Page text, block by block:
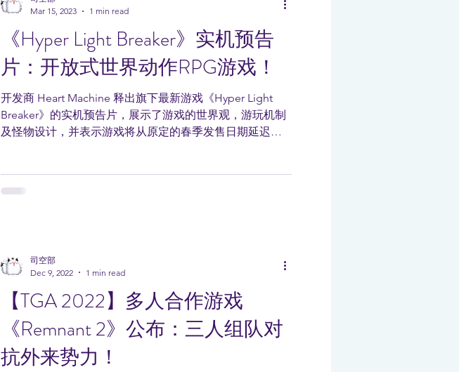
《Hyper Light Breaker》实机预告
片：开放式世界动作RPG游戏！
开发商 Heart Machine 释出旗下最新游戏《Hyper Light
Breaker》的实机预告片，展示了游戏的世界观，游玩机制
及怪物设计，并表示游戏将从原定的春季发售日期延迟至
Mar 15, 2023
1 min read
【TGA 2022】多人合作游戏
《Remnant 2》公布：三人组队对
抗外来势力！
司空部
Dec 9, 2022
1 min read